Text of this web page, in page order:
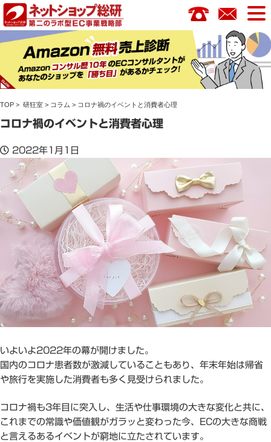
コ
ン
へ
キ
ッ
TOP > 研狂室 > コラム > コロナ禍のイベントと消費者心理
コロナ禍のイベントと消費者心理
2022年1月1日
いよいよ2022年の幕が開けました。
国内のコロナ患者数が激減していることもあり、年末年始は帰省
や旅行を実施した消費者も多く見受けられました。
コロナ禍も3年目に突入し、生活や仕事環境の大きな変化と共に、
これまでの常識や価値観がガラッと変わった今、ECの大きな商戦
と言えるあるイベントが窮地に立たされています。